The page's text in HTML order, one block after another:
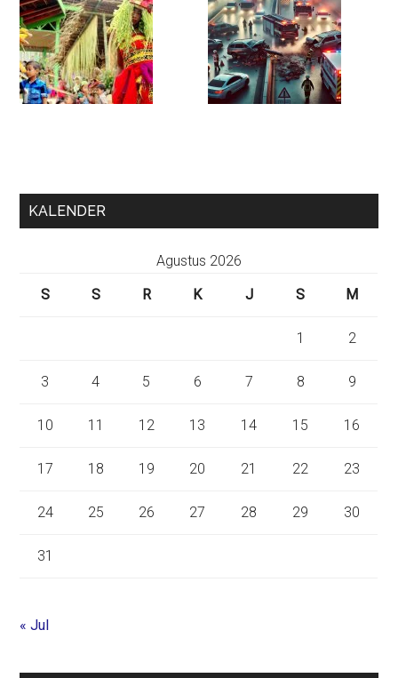
KALENDER
Agustus 2026
S
S R K J S M
1 2
3 4 5 6 7 8 9
10 11 12 13 14 15 16
17 18 19 20 21 22 23
24 25 26 27 28 29 30
31
« Jul